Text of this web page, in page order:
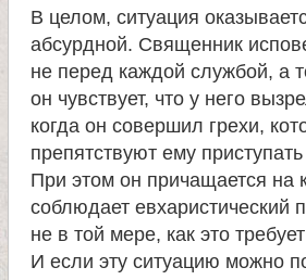
В целом, ситуация
абсурдной. Священник
не перед каждой службой, а
он чувствует, что у него
когда он совершил грехи,
препятствуют ему
При этом он причащается на
соблюдает евхаристический
не в той мере, как это
И если эту ситуацию можно